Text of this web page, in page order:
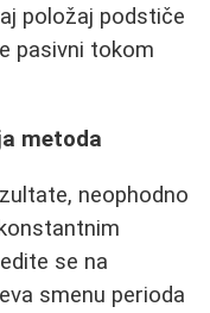
položaj podstiče
pasivni tokom
metoda
neophodno
se na
smenu perioda